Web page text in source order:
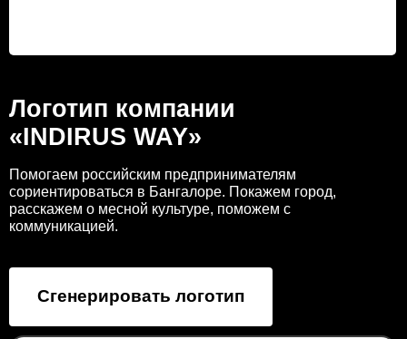
Логотип компании
«INDIRUS WAY»
Помогаем российским предпринимателям
сориентироваться в Бангалоре. Покажем город,
расскажем о месной культуре, поможем с
коммуникацией.
Сгенерировать логотип